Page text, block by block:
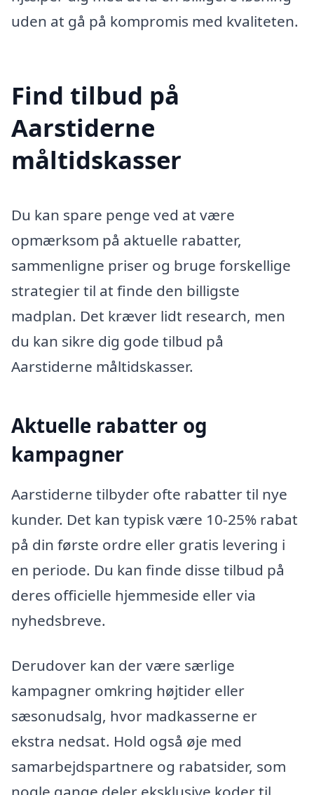
uden at gå på kompromis med kvaliteten.
Find tilbud på
Aarstiderne
måltidskasser
Du kan spare penge ved at være
opmærksom på aktuelle rabatter,
sammenligne priser og bruge forskellige
strategier til at finde den billigste
madplan. Det kræver lidt research, men
du kan sikre dig gode tilbud på
Aarstiderne måltidskasser.
Aktuelle rabatter og
kampagner
Aarstiderne tilbyder ofte rabatter til nye
kunder. Det kan typisk være 10-25% rabat
på din første ordre eller gratis levering i
en periode. Du kan finde disse tilbud på
deres officielle hjemmeside eller via
nyhedsbreve.
Derudover kan der være særlige
kampagner omkring højtider eller
sæsonudsalg, hvor madkasserne er
ekstra nedsat. Hold også øje med
samarbejdspartnere og rabatsider, som